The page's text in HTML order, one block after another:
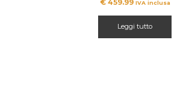
€459.99 IVA inclusa
Leggi tutto